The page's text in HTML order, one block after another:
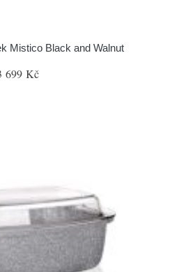
Mistico Black and Walnut
699 Kč